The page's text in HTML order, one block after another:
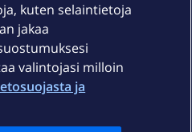
kuten selaintietoja
jakaa
valintojasi milloin
ja